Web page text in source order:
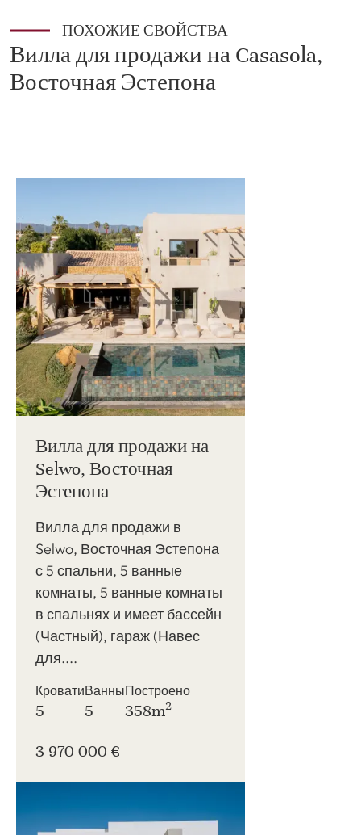
ПОХОЖИЕ СВОЙСТВА
Вилла для продажи на Casasola,
Восточная Эстепона
Вилла для продажи на
Selwo, Восточная
Эстепона
Вилла для продажи в
Selwo, Восточная Эстепона
с 5 спальни, 5 ванные
комнаты, 5 ванные комнаты
в спальнях и имеет бассейн
(Частный), гараж (Навес
для....
Кровати
5
Ванны
5
Построено
358m2
3 970 000 €